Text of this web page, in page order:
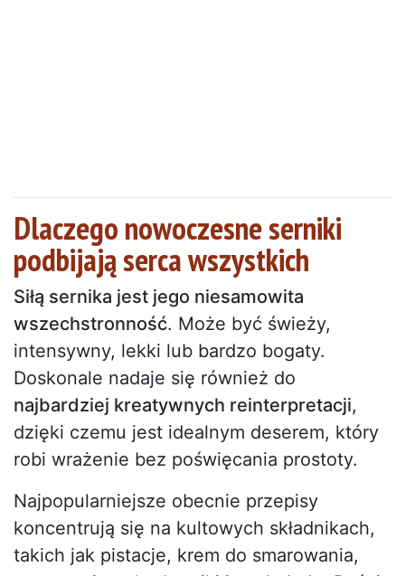
Dlaczego nowoczesne serniki
podbijają serca wszystkich
Siłą sernika jest jego niesamowita
wszechstronność. Może być świeży,
intensywny, lekki lub bardzo bogaty.
Doskonale nadaje się również do
najbardziej kreatywnych reinterpretacji,
dzięki czemu jest idealnym deserem, który
robi wrażenie bez poświęcania prostoty.
Najpopularniejsze obecnie przepisy
koncentrują się na kultowych składnikach,
takich jak pistacje, krem do smarowania,